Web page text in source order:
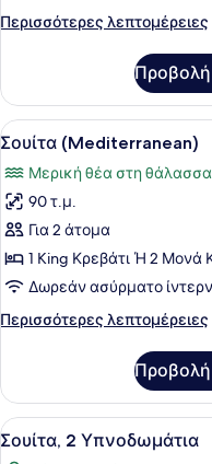
Περισσότερες λεπτομέρειες
Περισσότερες
(Principe
Alfonso)
Προβολή
Προβολή
όλων
των
φωτογραφιών
για
Σουίτα
(Mediterranean)
7
Σουίτα (Mediterranean)
Μερική θέα στη θάλασσα
90 τ.μ.
Για 2 άτομα
1 King Κρεβάτι Ή 2 Μονά
Δωρεάν ασύρματο
Περισσότερες λεπτομέρειες
Περισσότερες
(Mediterranean)
Προβολή
Προβολή
όλων
9
Σουίτα, 2 Υπνοδωμάτια